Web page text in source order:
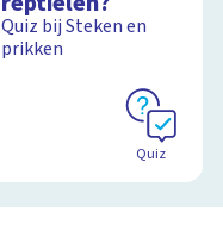
Quiz bij Steken en
prikken
Quiz